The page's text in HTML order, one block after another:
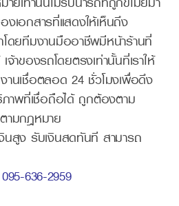
องเอกสารที่แสดงให้เห็นถึง
ดยทีมงานมืออาชีพมีหน้าร้านที่
เจ้าของรถโดยตรงเท่านั้นที่เราให้
นเชื่อตลอด 24 ชั่วโมงเพื่อดึง
ภาพที่เชื่อถือได้ ถูกต้องตาม
ามกฎหมาย
สูง รับเงินสดทันที สามารถ
095-636-2959